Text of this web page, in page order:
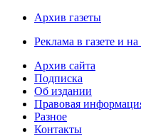
Архив газеты
Реклама в газете и на
Архив сайта
Подписка
Об издании
Правовая
Разное
Контакты